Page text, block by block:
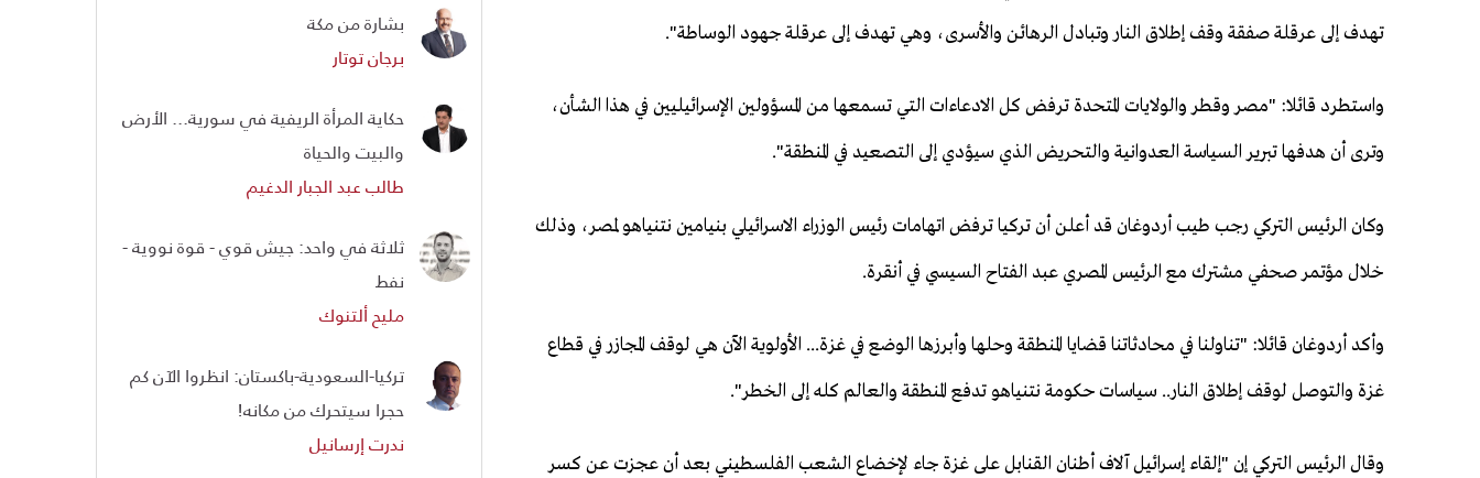
تهدف إلى عرقلة صفقة وقف إطلاق النار وتبادل الرهائن والأسرى، وهي تهدف إلى عرقلة جهود الوساطة".
واستطرد قائلا: "مصر وقطر والولايات المتحدة ترفض كل الادعاءات التي تسمعها من المسؤولين الإسرائيليين في هذا الشأن،
وترى أن هدفها تبرير السياسة العدوانية والتحريض الذي سيؤدي إلى التصعيد في المنطقة".
وكان الرئيس التركي رجب طيب أردوغان قد أعلن أن تركيا ترفض اتهامات رئيس الوزراء الاسرائيلي بنيامين نتنياهو لمصر، وذلك
خلال مؤتمر صحفي مشترك مع الرئيس المصري عبد الفتاح السيسي في أنقرة.
وأكد أردوغان قائلا: "تناولنا في محادثاتنا قضايا المنطقة وحلها وأبرزها الوضع في غزة... الأولوية الآن هي لوقف المجازر في قطاع
غزة والتوصل لوقف إطلاق النار.. سياسات حكومة نتنياهو تدفع المنطقة والعالم كله إلى الخطر".
وقال الرئيس التركي إن "إلقاء إسرائيل آلاف أطنان القنابل على غزة جاء لإخضاع الشعب الفلسطيني بعد أن عجزت عن كسر
بشارة من مكة
برجان توتار
حكاية المرأة الريفية في سورية... الأرض
والبيت والحياة
طالب عبد الجبار الدغيم
ثلاثة في واحد: جيش قوي - قوة نووية -
نفط
مليح ألتنوك
تركيا-السعودية-باكستان: انظروا الآن كم
حجرا سيتحرك من مكانه!
ندرت إرسانيل